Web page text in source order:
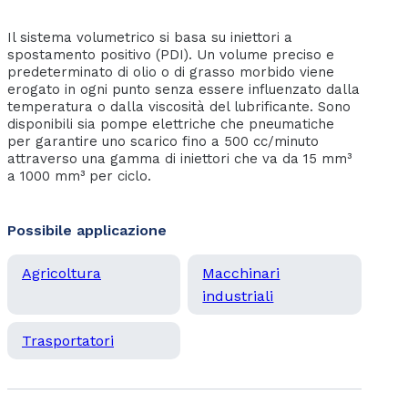
Il sistema volumetrico si basa su iniettori a
spostamento positivo (PDI). Un volume preciso e
predeterminato di olio o di grasso morbido viene
erogato in ogni punto senza essere influenzato dalla
temperatura o dalla viscosità del lubrificante. Sono
disponibili sia pompe elettriche che pneumatiche
per garantire uno scarico fino a 500 cc/minuto
attraverso una gamma di iniettori che va da 15 mm³
a 1000 mm³ per ciclo.
Possibile applicazione
Agricoltura
Macchinari
industriali
Trasportatori